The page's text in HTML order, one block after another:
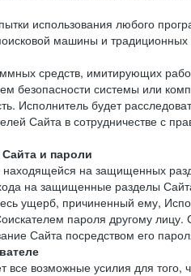
использования любого
машины и
средств, имитирующих
безопасности системы или
Исполнитель будет
Сайта в сотрудничестве с
и пароли
на защищенных
на защищенные разделы
ущерб, причиненный ему,
пароля другому лицу.
Сайта посредством его
все возможные усилия для